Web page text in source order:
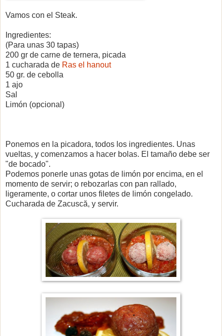
Vamos con el Steak.
Ingredientes:
(Para unas 30 tapas)
200 gr de carne de ternera, picada
1 cucharada de Ras el hanout
50 gr. de cebolla
1 ajo
Sal
Limón (opcional)
Ponemos en la picadora, todos los ingredientes. Unas
vueltas, y comenzamos a hacer bolas. El tamaño debe ser
"de bocado".
Podemos ponerle unas gotas de limón por encima, en el
momento de servir; o rebozarlas con pan rallado,
ligeramente, o cortar unos filetes de limón congelado.
Cucharada de Zacuscă, y servir.